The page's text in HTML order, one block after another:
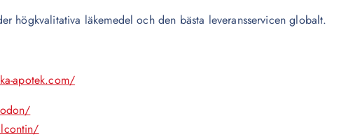
högkvalitativa läkemedel och den bästa leveransservicen globalt.
apotek.com/